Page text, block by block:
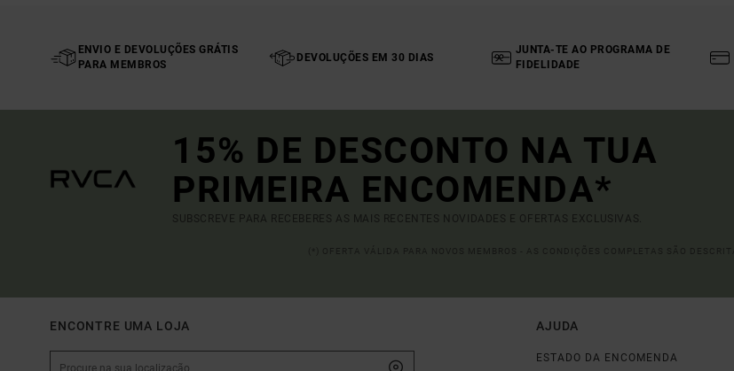
ENVIO E DEVOLUÇÕES GRÁTIS
PARA MEMBROS
DEVOLUÇÕES EM 30 DIAS
JUNTA-TE AO PROGRAMA DE
FIDELIDADE
15% DE DESCONTO NA TUA
PRIMEIRA ENCOMENDA*
SUBSCREVE PARA RECEBERES AS MAIS RECENTES NOVIDADES E OFERTAS EXCLUSIVAS.
ENCONTRE UMA LOJA AJUDA
ESTADO DA ENCOMENDA